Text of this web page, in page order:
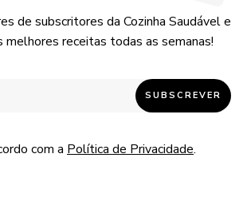
de subscritores da Cozinha Saudável e
melhores receitas todas as semanas!
com a Política de Privacidade.